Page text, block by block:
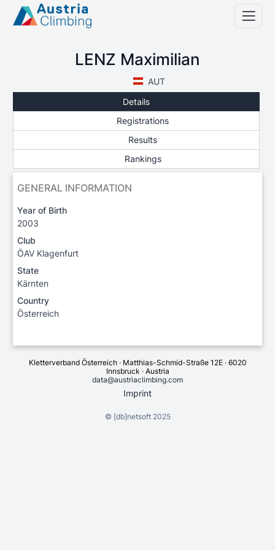
LENZ Maximilian
AUT
Details
Registrations
Results
Rankings
GENERAL INFORMATION
Year of Birth
2003
Club
ÖAV Klagenfurt
State
Kärnten
Country
Österreich
Kletterverband Österreich · Matthias-Schmid-Straße 12E · 6020
Innsbruck · Austria
data@austriaclimbing.com
Imprint
© [db]netsoft2025